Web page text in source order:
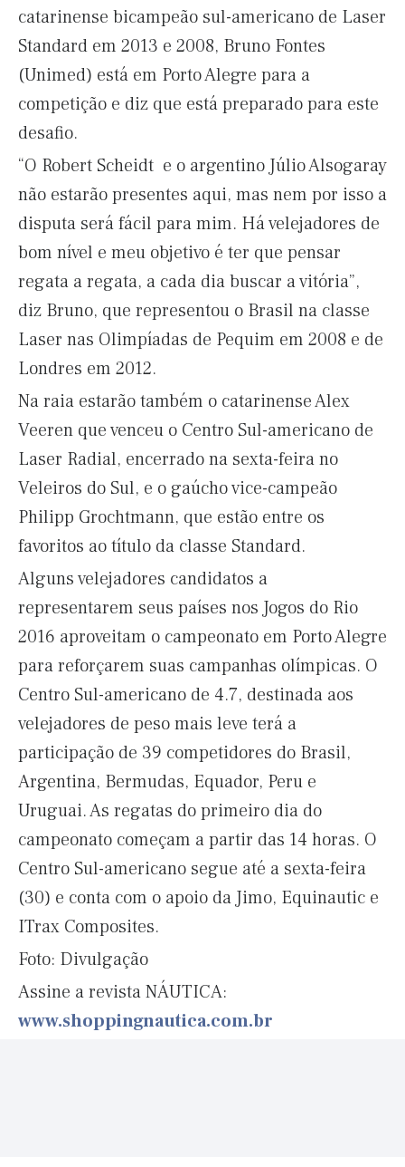
catarinense bicampeão sul-americano de Laser
Standard em 2013 e 2008, Bruno Fontes
(Unimed) está em Porto Alegre para a
competição e diz que está preparado para este
desafio.
“O Robert Scheidt e o argentino Júlio Alsogaray
não estarão presentes aqui, mas nem por isso a
disputa será fácil para mim. Há velejadores de
bom nível e meu objetivo é ter que pensar
regata a regata, a cada dia buscar a vitória”,
diz Bruno, que representou o Brasil na classe
Laser nas Olimpíadas de Pequim em 2008 e de
Londres em 2012.
Na raia estarão também o catarinense Alex
Veeren que venceu o Centro Sul-americano de
Laser Radial, encerrado na sexta-feira no
Veleiros do Sul, e o gaúcho vice-campeão
Philipp Grochtmann, que estão entre os
favoritos ao título da classe Standard.
Alguns velejadores candidatos a
representarem seus países nos Jogos do Rio
2016 aproveitam o campeonato em Porto Alegre
para reforçarem suas campanhas olímpicas. O
Centro Sul-americano de 4.7, destinada aos
velejadores de peso mais leve terá a
participação de 39 competidores do Brasil,
Argentina, Bermudas, Equador, Peru e
Uruguai. As regatas do primeiro dia do
campeonato começam a partir das 14 horas. O
Centro Sul-americano segue até a sexta-feira
(30) e conta com o apoio da Jimo, Equinautic e
ITrax Composites.
Foto: Divulgação
Assine a revista NÁUTICA:
www.shoppingnautica.com.br